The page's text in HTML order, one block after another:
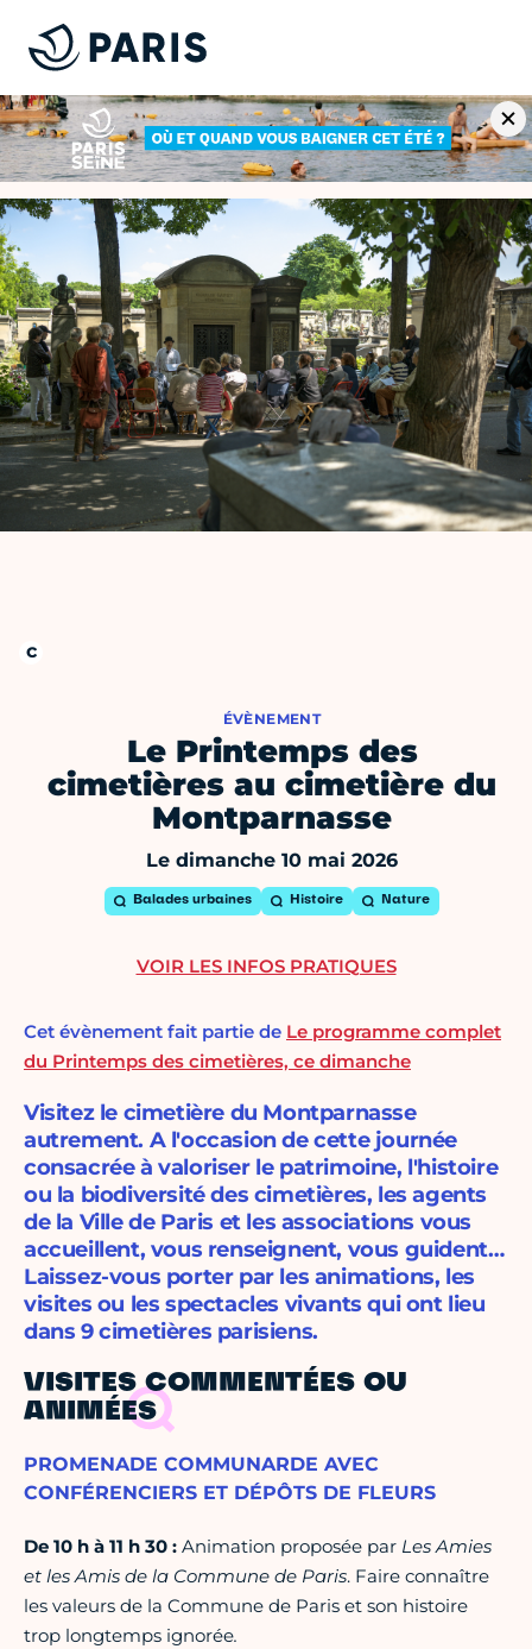
ÉVÈNEMENT
Le Printemps des
cimetières au cimetière du
Montparnasse
Le dimanche 10 mai 2026
Balades urbaines Histoire Nature
Cet évènement fait partie de Le programme complet
du Printemps des cimetières, ce dimanche
Visitez le cimetière du Montparnasse
autrement. A l'occasion de cette journée
consacrée à valoriser le patrimoine, l'histoire
ou la biodiversité des cimetières, les agents
de la Ville de Paris et les associations vous
accueillent, vous renseignent, vous guident…
Laissez-vous porter par les animations, les
visites ou les spectacles vivants qui ont lieu
dans 9 cimetières parisiens.
VISITES COMMENTÉES OU
ANIMÉES
PROMENADE COMMUNARDE AVEC
CONFÉRENCIERS ET DÉPÔTS DE FLEURS
De 10 h à 11 h 30 : Animation proposée par Les Amies
et les Amis de la Commune de Paris. Faire connaître
les valeurs de la Commune de Paris et son histoire
trop longtemps ignorée.
VOIR LES INFOS PRATIQUES